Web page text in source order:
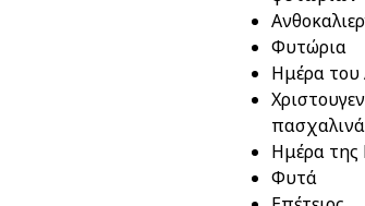
Φυτώρια
Ημέρα του
Ημέρα της
Φυτά